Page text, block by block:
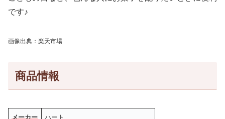
です♪
画像出典：楽天市場
商品情報
メーカー ハート